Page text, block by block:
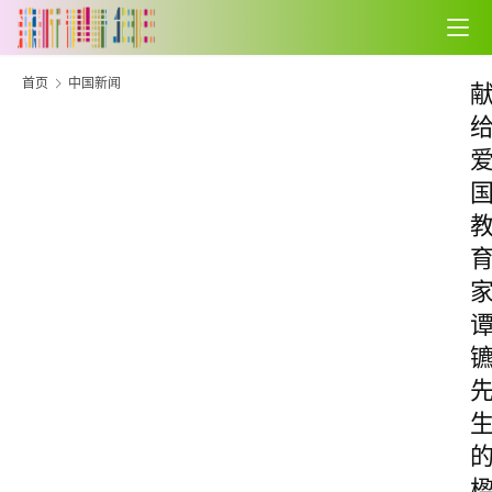
首页 中国新闻